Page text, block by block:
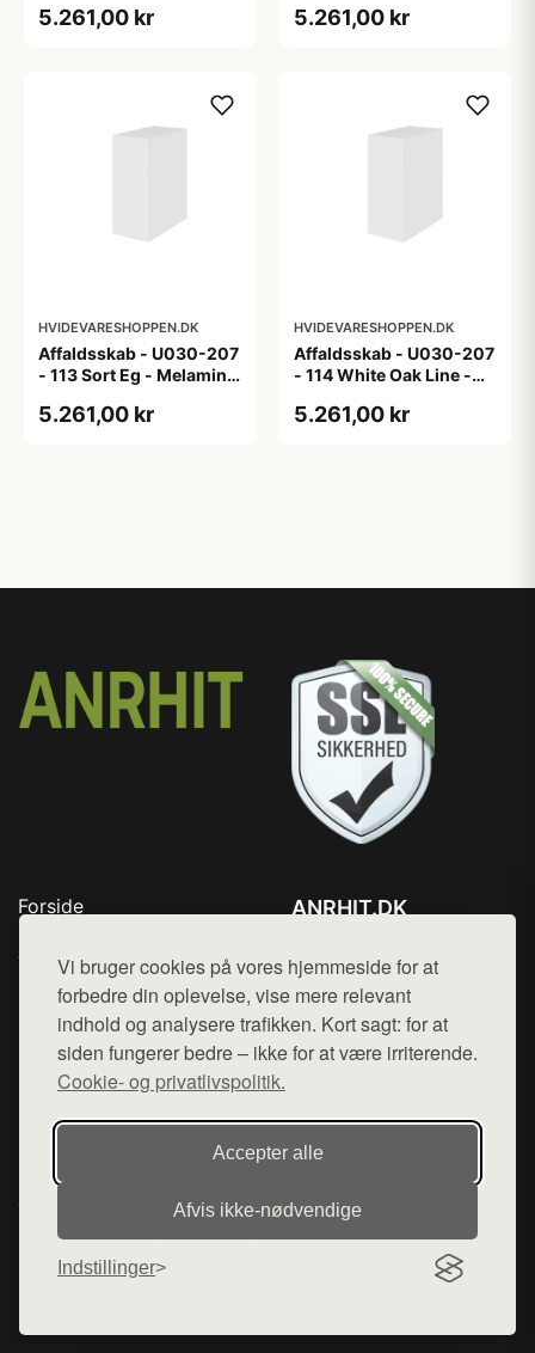
Vi bruger cookies på vores hjemmeside for at
forbedre din oplevelse, vise mere relevant
indhold og analysere trafikken. Kort sagt: for at
siden fungerer bedre – ikke for at være irriterende.
Cookie- og privatlivspolitik.
Accepter alle
Afvis ikke‑nødvendige
Indstillinger
5.261,00 kr 5.261,00 kr
HVIDEVARESHOPPEN.DK
Affaldsskab - U030-207
- 113 Sort Eg - Melamin,
5.261,00 kr
HVIDEVARESHOPPEN.DK
Affaldsskab - U030-207
- 114 White Oak Line -
5.261,00 kr
Forside
Top Rabatter
Blog
Kontakt
ANRHIT.DK
Mail: hej@want.dk
Cookie- og privatlivspolitik
Denne side er en del af want.dk, der udgiver en række
hjemmesider med præsentation af forskellige produkter fra
diverse webshops. Der sælges ikke varer fra denne side - vi
henviser til de shops, som sælger varen. Vi har heller ikke
varerne på lager.